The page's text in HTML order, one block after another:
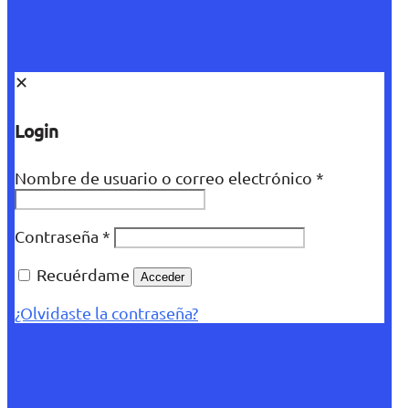
✕
Login
Nombre de usuario o correo electrónico *
Contraseña *
Recuérdame
Acceder
¿Olvidaste la contraseña?